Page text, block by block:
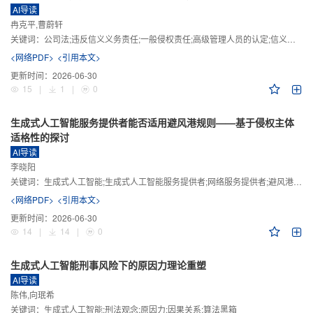
AI导读
冉克平,曹蔚轩
关键词： 公司法;违反信义义务责任;一般侵权责任;高级管理人员的认定;信义义务
<网络PDF> <引用本文>
更新时间： 2026-06-30
15
| 1 | 0
生成式人工智能服务提供者能否适用避风港规则——基于侵权主体
适格性的探讨
AI导读
李晓阳
关键词： 生成式人工智能;生成式人工智能服务提供者;网络服务提供者;避风港规则;版权责任
<网络PDF> <引用本文>
更新时间： 2026-06-30
14
| 14 | 0
生成式人工智能刑事风险下的原因力理论重塑
AI导读
陈伟,向珉希
关键词： 生成式人工智能;刑法观念;原因力;因果关系;算法黑箱